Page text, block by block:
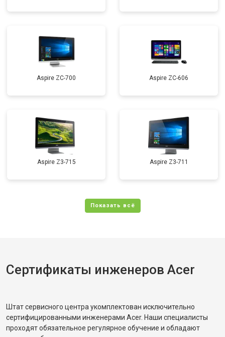
Aspire ZC-700 Aspire ZC-606
Aspire Z3-715 Aspire Z3-711
Сертификаты инженеров Acer
Штат сервисного центра укомплектован исключительно
сертифицированными инженерами Acer. Наши специалисты
проходят обязательное регулярное обучение и обладают